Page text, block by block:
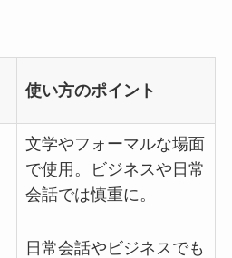
使い方のポイント
文学やフォーマルな場面
で使用。ビジネスや日常
会話では慎重に。
日常会話やビジネスでも